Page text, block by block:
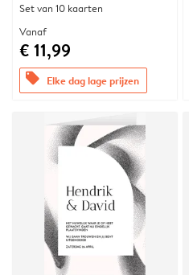
Set van 10 kaarten
Vanaf
€ 11,99
offers Elke dag lage prijzen